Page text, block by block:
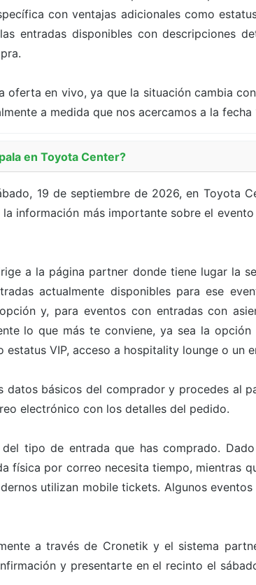
con ventajas adicionales como
entradas disponibles con descripciones
oferta en vivo, ya que la situación cambia
a medida que nos acercamos a la
en Toyota Center?
19 de septiembre de 2026, en Toyota
información más importante sobre el
a la página partner donde tiene lugar la
actualmente disponibles para ese
y, para eventos con entradas con
lo que más te conviene, ya sea la
VIP, acceso a hospitality lounge o un
datos básicos del comprador y procedes al
electrónico con los detalles del pedido.
tipo de entrada que has comprado.
física por correo necesita tiempo, mientras
utilizan mobile tickets. Algunos
a través de Cronetik y el sistema
y presentarte en el recinto el